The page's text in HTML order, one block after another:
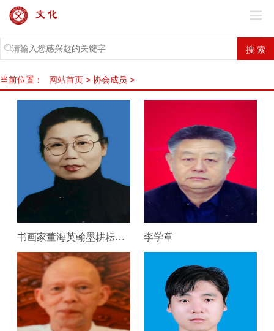
当前位置： 网站首页 > 协会成员 >
书画家董海英翰墨耕耘五十载 山水花鸟牡丹自成风骨 李学章